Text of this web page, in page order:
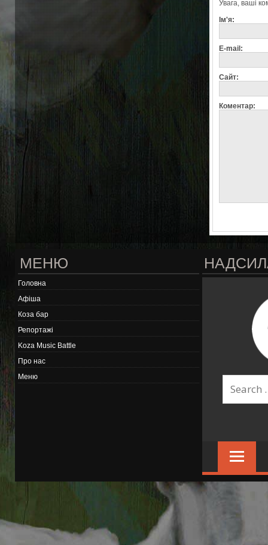
Увага, ваші
Ім'я:
E-mail:
Сайт:
Коментар:
МЕНЮ
Головна
Афіша
Коза бар
Репортажі
Koza Music Battle
Про нас
Меню